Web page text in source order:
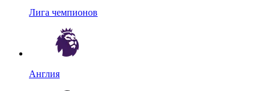
Лига чемпионов
Англия